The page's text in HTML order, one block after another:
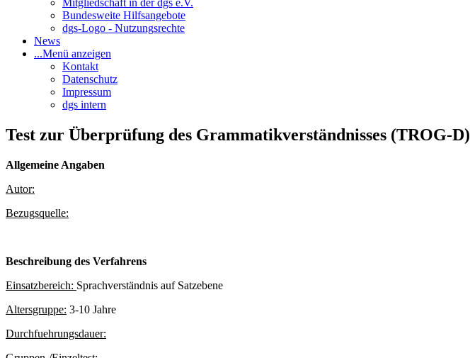
Mitgliedschaft in der dgs e.V.
Bundesweite Hilfsangebote
dgs-Logo - Nutzungsrechte
News
...Menü anzeigen
Kontakt
Datenschutz
Impressum
dgs intern
Test zur Überprüfung des Grammatikverständnisses (TROG-D)
Allgemeine Angaben
Autor:
Bezugsquelle:
Beschreibung des Verfahrens
Einsatzbereich: Sprachverständnis auf Satzebene
Altersgruppe: 3-10 Jahre
Durchfuehrungsdauer: